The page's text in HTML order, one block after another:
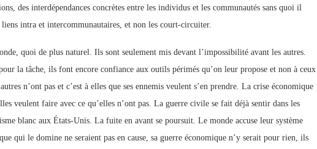
des interdépendances concrètes entre les individus et les communautés sans quoi il
intra et intercommunautaires, et non les court-circuiter.
quoi de plus naturel. Ils sont seulement mis devant l’impossibilité avant les autres.
la tâche, ils font encore confiance aux outils périmés qu’on leur propose et non à ceux
n’ont pas et c’est à elles que ses ennemis veulent s’en prendre. La crise économique
veulent faire avec ce qu’elles n’ont pas. La guerre civile se fait déjà sentir dans les
blanc aux États-Unis. La fuite en avant se poursuit. Le monde accuse leur système
qui le domine ne seraient pas en cause, sa guerre économique n’y serait pour rien, ils